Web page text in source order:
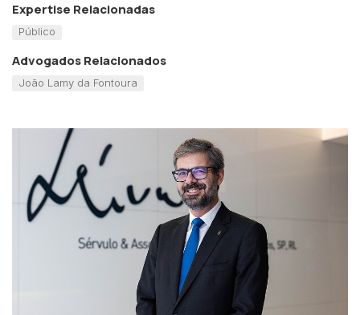
Expertise Relacionadas
Público
Advogados Relacionados
João Lamy da Fontoura